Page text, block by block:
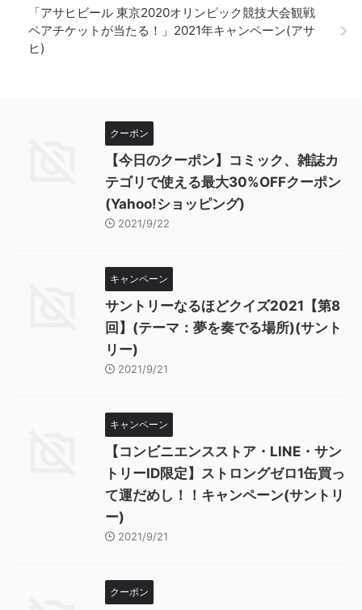
「アサヒビール 東京2020オリンピック競技大会観戦
ペアチケットが当たる！」2021年キャンペーン(アサ
ヒ)
クーポン
【今日のクーポン】コミック、雑誌カ
テゴリで使える最大30%OFFクーポン
(Yahoo!ショッピング)
2021/9/22
キャンペーン
サントリーなるほどクイズ2021【第8
回】(テーマ：夢を奏でる場所)(サント
リー)
2021/9/21
キャンペーン
【コンビニエンスストア・LINE・サン
トリーID限定】ストロングゼロ1缶買っ
て運だめし！！キャンペーン(サントリ
ー)
2021/9/21
クーポン